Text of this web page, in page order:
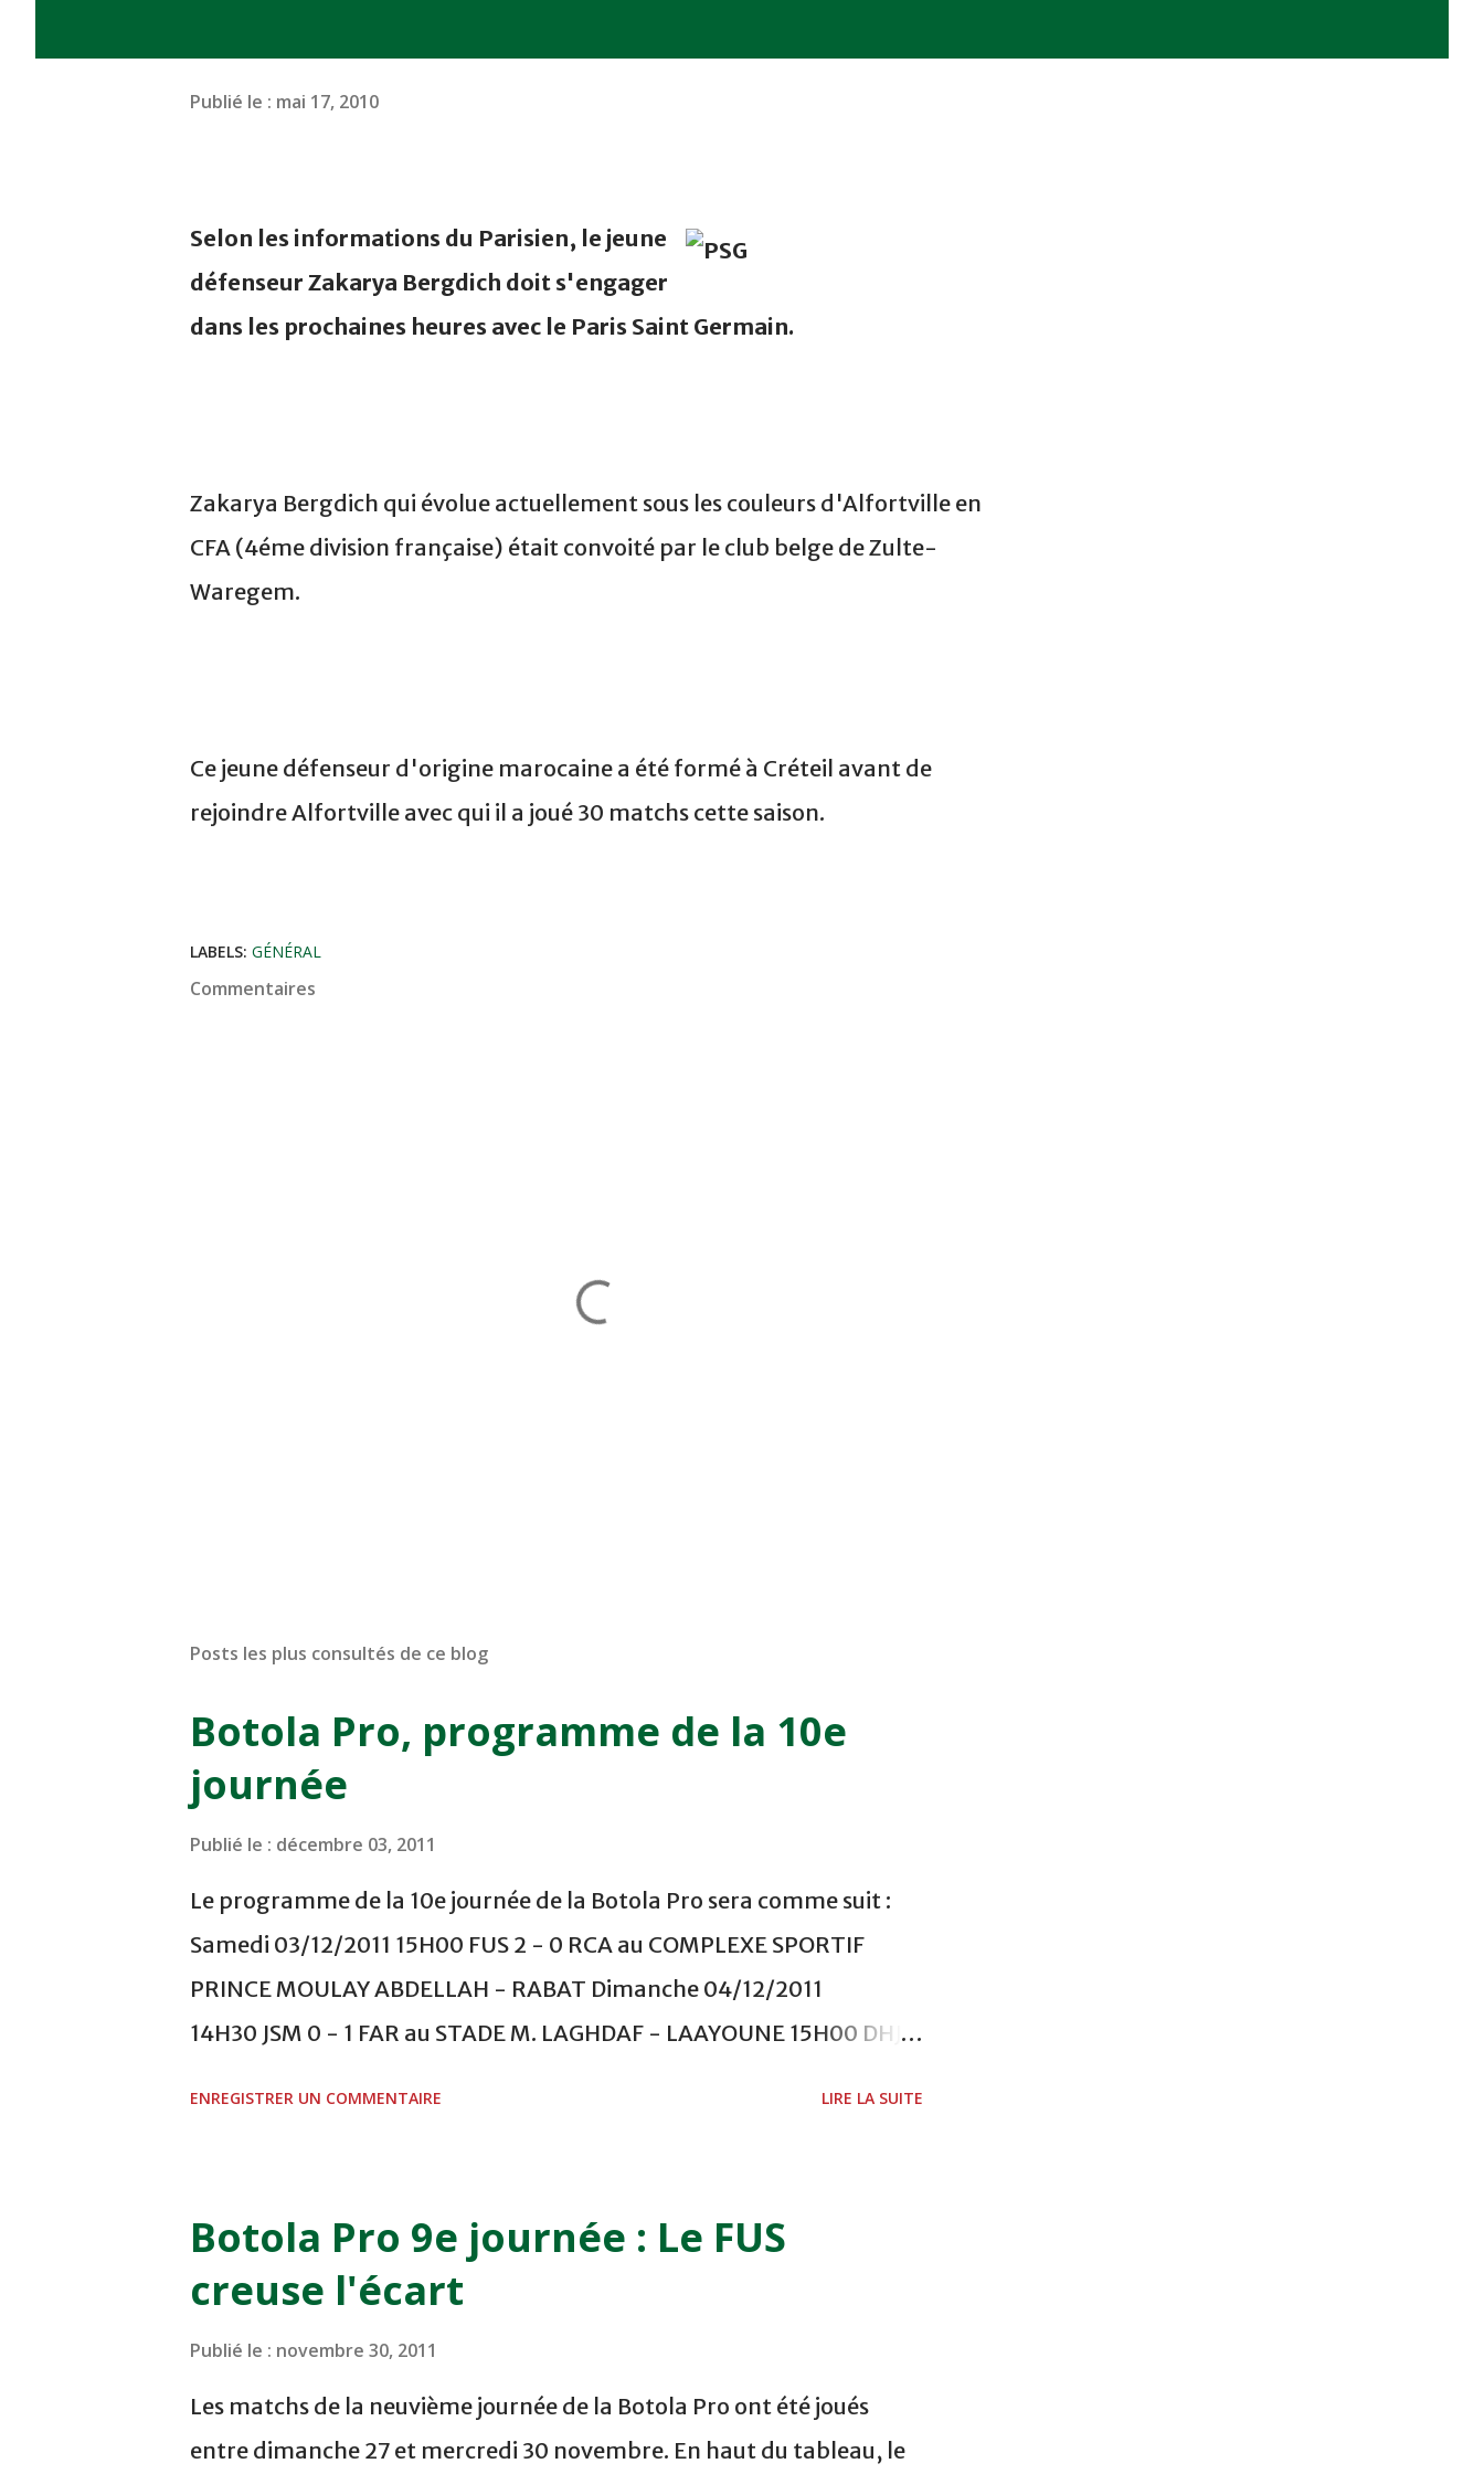
Publié le : mai 17, 2010
Selon les informations du Parisien, le jeune
défenseur Zakarya Bergdich doit s'engager
dans les prochaines heures avec le Paris Saint Germain.
Zakarya Bergdich qui évolue actuellement sous les couleurs d'Alfortville en
CFA (4éme division française) était convoité par le club belge de Zulte-
Waregem.
Ce jeune défenseur d'origine marocaine a été formé à Créteil avant de
rejoindre Alfortville avec qui il a joué 30 matchs cette saison.
LABELS: GÉNÉRAL
Commentaires
Posts les plus consultés de ce blog
Botola Pro, programme de la 10e
journée
Publié le : décembre 03, 2011
Le programme de la 10e journée de la Botola Pro sera comme suit :
Samedi 03/12/2011 15H00 FUS 2 - 0 RCA au COMPLEXE SPORTIF
PRINCE MOULAY ABDELLAH - RABAT Dimanche 04/12/2011
14H30 JSM 0 - 1 FAR au STADE M. LAGHDAF - LAAYOUNE 15H00 DHJ 0
COMPLEXE SPORTIF DE FES - FES WAC - MAS Reporté pour cause de
finale de la coupe de la CAF COMPLEXE SPORTIF MOHAMMED
VCASABLANCA
ENREGISTRER UN COMMENTAIRE LIRE LA SUITE
Botola Pro 9e journée : Le FUS
creuse l'écart
Publié le : novembre 30, 2011
Les matchs de la neuvième journée de la Botola Pro ont été joués
entre dimanche 27 et mercredi 30 novembre. En haut du tableau, le